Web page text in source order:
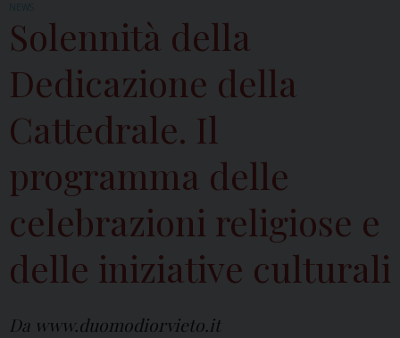
NEWS
Solennità della
Dedicazione della
Cattedrale. Il
programma delle
celebrazioni religiose e
delle iniziative culturali
Da www.duomodiorvieto.it